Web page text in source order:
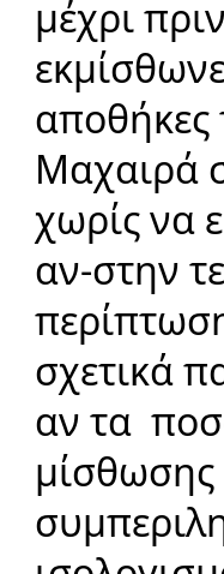
μέχρι
αποθήκες
Μαχαιρά
χωρίς να
αν-στην
σχετικά
αν τα
μίσθωσης